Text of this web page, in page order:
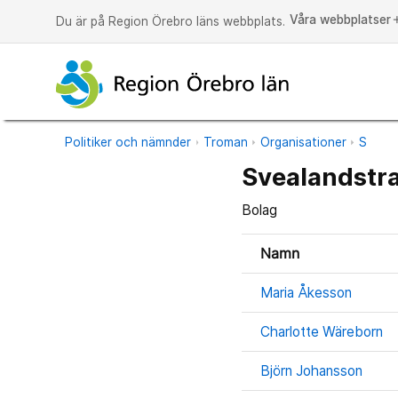
Du är på Region Örebro läns webbplats. Våra webbplatser
Politiker och nämnder Troman Organisationer S
Bolag
Namn
Maria Åkesson
Charlotte Wäreborn
Björn Johansson